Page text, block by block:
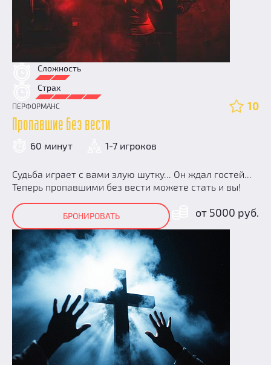
Сложность
Страх
ПЕРФОРМАНС 10
Пропавшие без вести
60 минут 1-7 игроков
Судьба играет с вами злую шутку... Он ждал гостей...
Теперь пропавшими без вести можете стать и вы!
от 5000 руб.
БРОНИРОВАТЬ